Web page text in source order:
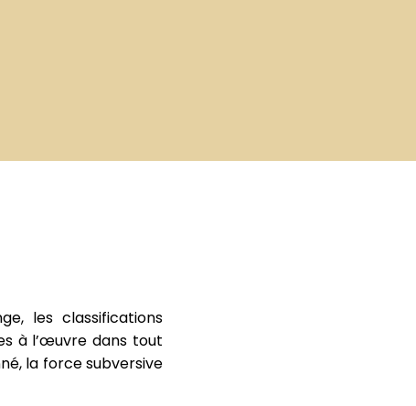
les classifications
à l’œuvre dans tout
la force subversive